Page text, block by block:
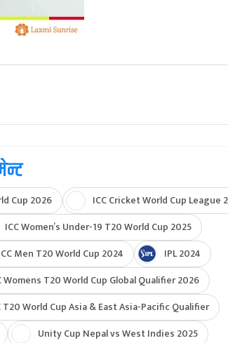
Cup 2026
ICC Cricket World Cup League 2
ICC Women’s Under-19 T20 World Cup 2025
Men T20 World Cup 2024
IPL 2024
Womens T20 World Cup Global Qualifier 2026
T20 World Cup Asia & East Asia-Pacific Qualifier
Unity Cup Nepal vs West Indies 2025